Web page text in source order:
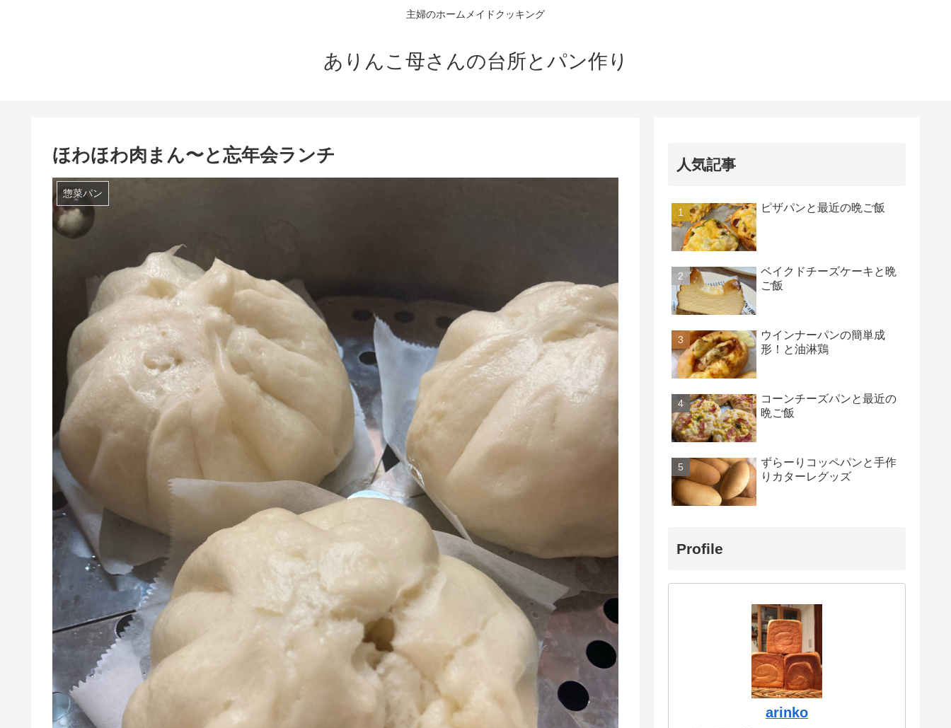
主婦のホームメイドクッキング
ありんこ母さんの台所とパン作り
ほわほわ肉まん〜と忘年会ランチ
惣菜パン
人気記事
ピザパンと最近の晩ご飯
ベイクドチーズケーキと晩
ご飯
ウインナーパンの簡単成
形！と油淋鶏
コーンチーズパンと最近の
晩ご飯
ずらーりコッペパンと手作
りカターレグッズ
Profile
arinko